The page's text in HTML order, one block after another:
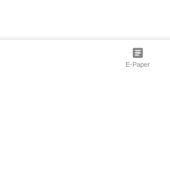
E-Paper